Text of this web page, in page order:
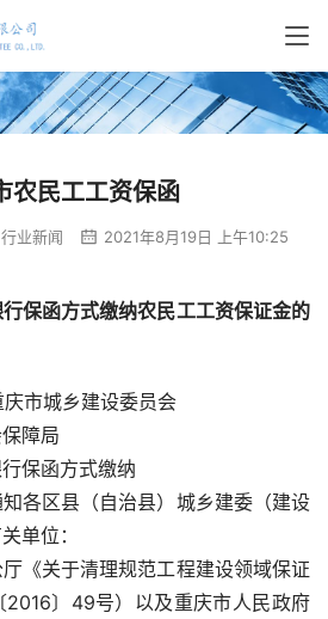
农民工工资保函
行业新闻 2021年8月19日 上午10:25
保函方式缴纳农民工工资保证金的
市城乡建设委员会
障局
保函方式缴纳
各区县（自治县）城乡建委（建设
单位：
《关于清理规范工程建设领域保证
〕49号）以及重庆市人民政府